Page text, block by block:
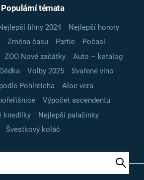
Populární témata
filmy 2024
Nejlepší horory
Změna času Partie
Počasí
ZOO Nové začátky
Auto – katalog
Volby 2025
Svařené víno
Pohlreicha
Aloe vera
Výpočet ascendentu
knedlíky
Nejlepší palačinky
Švestkový koláč